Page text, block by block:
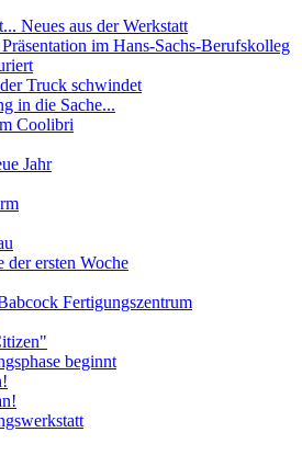
Neues aus der Werkstatt
im Hans-Sachs-Berufskolleg
Truck schwindet
in die Sache...
Coolibri
Jahr
der ersten Woche
Fertigungszentrum
beginnt